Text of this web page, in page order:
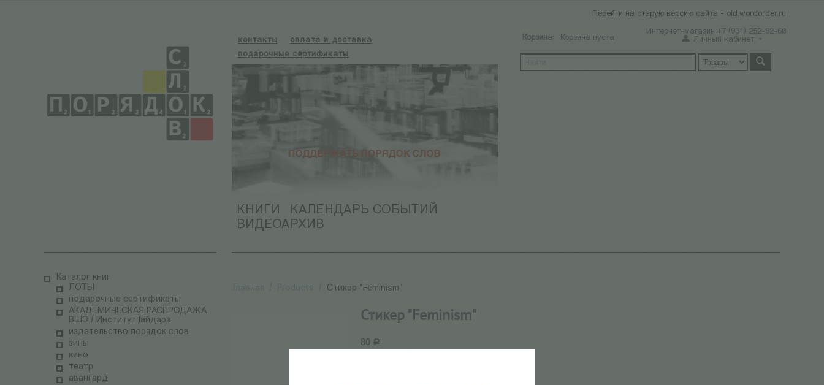
Перейти на старую версию сайта - old.wordorder.ru
Интернет-магазин +7 (931) 252-92-60
контакты
оплата и доставка
подарочные сертификаты
КНИГИ
КАЛЕНДАРЬ СОБЫТИЙ
ВИДЕОАРХИВ
Корзина: Корзина пуста Личный кабинет
Каталог книг
ЛОТЫ
подарочные сертификаты
АКАДЕМИЧЕСКАЯ РАСПРОДАЖА
ВШЭ / Институт Гайдара
издательство порядок слов
зины
кино
театр
авангард
Стикер "Feminism"
Стикер "Feminism"
80 Р